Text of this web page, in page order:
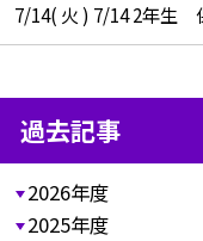
7/14( 火 ) 7/14 2年生
過去記事
2026年度
2025年度